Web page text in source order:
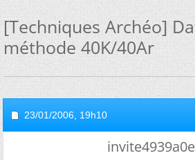
[Techniques Archéo]
méthode 40K/40Ar
23/01/2006, 19h10